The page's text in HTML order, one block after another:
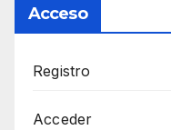
Acceso
Registro
Acceder